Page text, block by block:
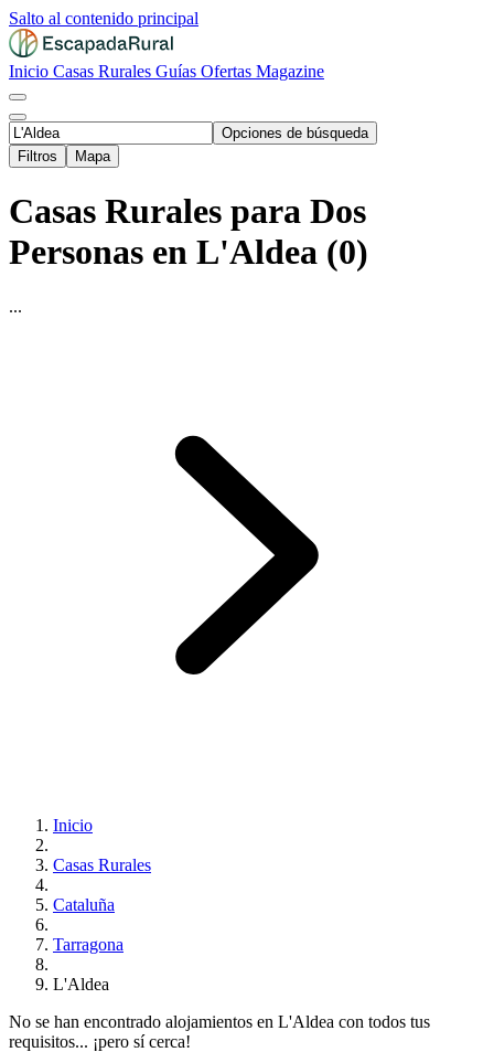
Salto al contenido principal
Inicio Casas Rurales Guías Ofertas Magazine
Opciones de búsqueda
Filtros
Mapa
Casas Rurales para Dos
Personas en L'Aldea (0)
...
Inicio
Casas Rurales
Cataluña
Tarragona
L'Aldea
No se han encontrado alojamientos en L'Aldea con todos tus
requisitos... ¡pero sí cerca!